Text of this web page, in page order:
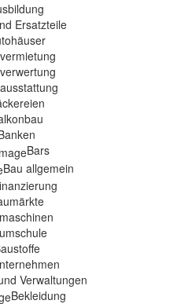
Ersatzteile
Bars
Bau allgemein
Verwaltungen
Bekleidung